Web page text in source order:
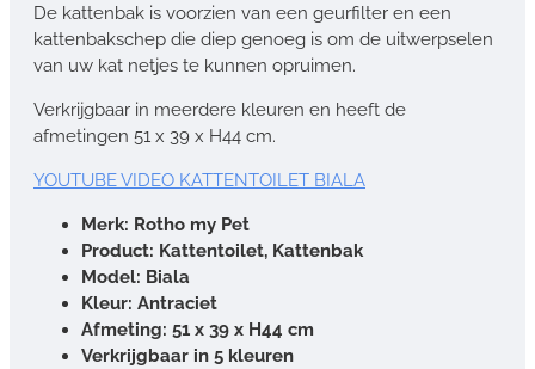
De kattenbak is voorzien van een geurfilter en een
kattenbakschep die diep genoeg is om de uitwerpselen
van uw kat netjes te kunnen opruimen.
Verkrijgbaar in meerdere kleuren en heeft de
afmetingen 51 x 39 x H44 cm.
YOUTUBE VIDEO KATTENTOILET BIALA
Merk: Rotho my Pet
Product: Kattentoilet, Kattenbak
Model: Biala
Kleur: Antraciet
Afmeting: 51 x 39 x H44 cm
Verkrijgbaar in 5 kleuren